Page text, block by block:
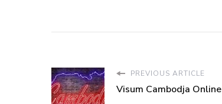
PREVIOUS ARTICLE
Visum Cambodja Online